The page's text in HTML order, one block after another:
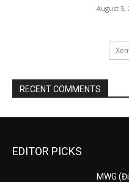
August 5,
RECENT COMMENTS
EDITOR PICKS
MWG